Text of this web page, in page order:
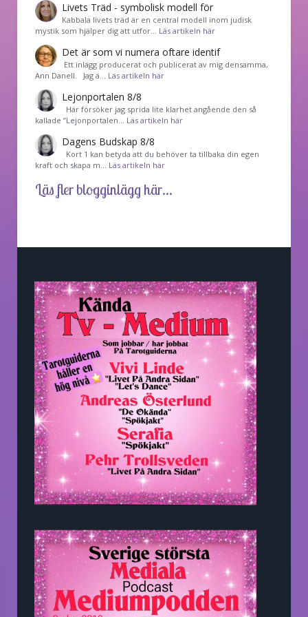
Livets Träd - symbolisk modell för
Kabbala livets träd är en central modell inom judisk
mystik som hjälper dig att utfor… Läs artikeln här
Det är som vi numera oftare identif
͏ Ett inlägg producerat och publicerat av mig densamma,
Ann Danell. Jag ä… Läs artikeln här
Lejonportalen 8/8
Här försöker jag sprida lite klarhet angående den så
kallade ”Lejonportalen… Läs artikeln här
Dagens Budskap 8/8
Kort 1 kan betyda att du behöver ta tillbaka din egen
kraft och skapa m… Läs artikeln här
Läs fler blogginlägg här...